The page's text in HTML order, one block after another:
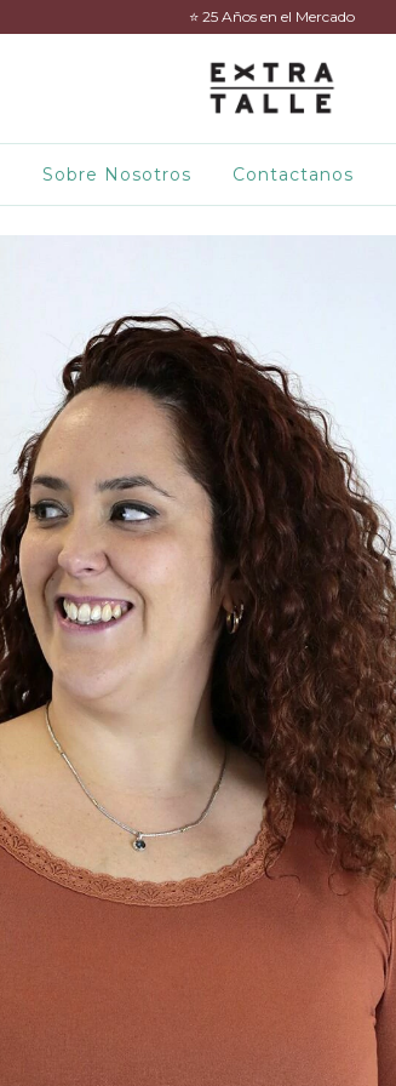
⭐️ 25 Años en el Mercado
Sobre Nosotros Contactanos